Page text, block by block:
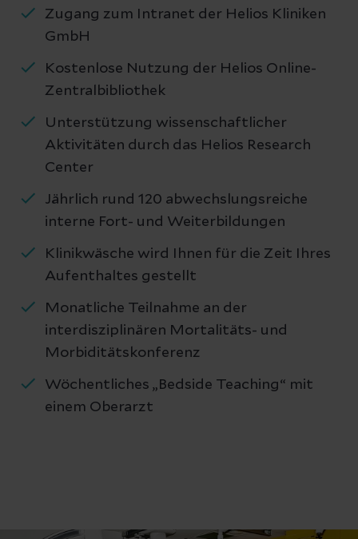
Zugang zum Intranet der Helios Kliniken
GmbH
Kostenlose Nutzung der Helios Online-
Zentralbibliothek
Unterstützung wissenschaftlicher
Aktivitäten durch das Helios Research
Center
Jährlich rund 120 abwechslungsreiche
interne Fort- und Weiterbildungen
Klinikwäsche wird Ihnen für die Zeit Ihres
Aufenthaltes gestellt
Monatliche Teilnahme an der
interdisziplinären Mortalitäts- und
Morbiditätskonferenz
Wöchentliches „Bedside Teaching“ mit
einem Oberarzt